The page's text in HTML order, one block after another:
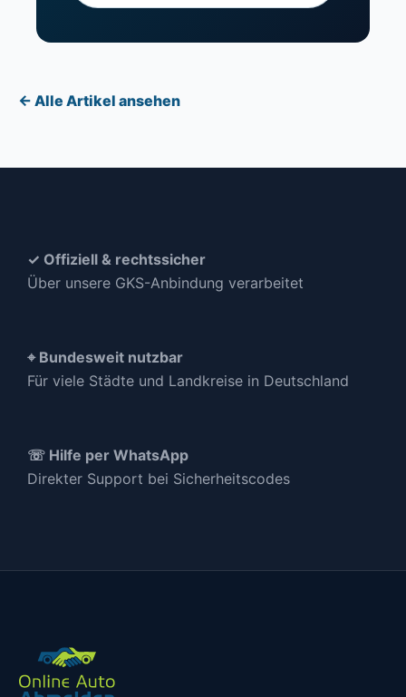
← Alle Artikel ansehen
✓ Offiziell & rechtssicher
Über unsere GKS-Anbindung verarbeitet
⌖ Bundesweit nutzbar
Für viele Städte und Landkreise in Deutschland
☏ Hilfe per WhatsApp
Direkter Support bei Sicherheitscodes